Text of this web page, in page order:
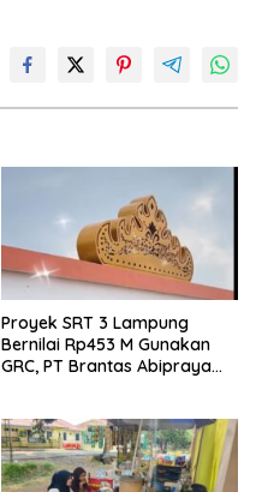
Proyek SRT 3 Lampung
Bernilai Rp453 M Gunakan
GRC, PT Brantas Abipraya